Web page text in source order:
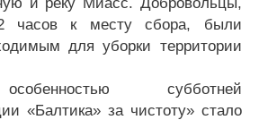
часов к месту сбора, были
для уборки территории
субботней
«Балтика» за чистоту» стало